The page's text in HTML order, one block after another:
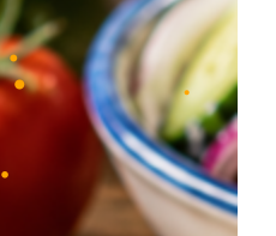
•
• •